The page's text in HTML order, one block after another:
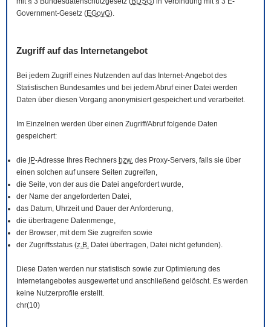
Government-Gesetz (EGovG).
Zugriff auf das Internetangebot
Bei jedem Zugriff eines Nutzenden auf das Internet-Angebot des
Statistischen Bundesamtes und bei jedem Abruf einer Datei werden
Daten über diesen Vorgang anonymisiert gespeichert und verarbeitet.
Im Einzelnen werden über einen Zugriff/Abruf folgende Daten
gespeichert:
die IP-Adresse Ihres Rechners bzw. des Proxy-Servers, falls sie über
einen solchen auf unsere Seiten zugreifen,
die Seite, von der aus die Datei angefordert wurde,
der Name der angeforderten Datei,
das Datum, Uhrzeit und Dauer der Anforderung,
die übertragene Datenmenge,
der Browser, mit dem Sie zugreifen sowie
der Zugriffsstatus (z.B. Datei übertragen, Datei nicht gefunden).
Diese Daten werden nur statistisch sowie zur Optimierung des
Internetangebotes ausgewertet und anschließend gelöscht. Es werden
keine Nutzerprofile erstellt.
chr(10)